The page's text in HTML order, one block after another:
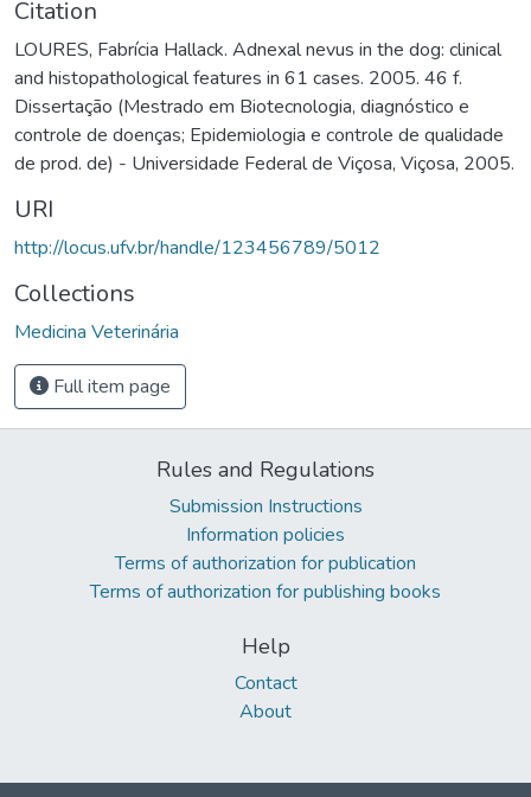
Citation
LOURES, Fabrícia Hallack. Adnexal nevus in the dog: clinical
and histopathological features in 61 cases. 2005. 46 f.
Dissertação (Mestrado em Biotecnologia, diagnóstico e
controle de doenças; Epidemiologia e controle de qualidade
de prod. de) - Universidade Federal de Viçosa, Viçosa, 2005.
URI
http://locus.ufv.br/handle/123456789/5012
Collections
Medicina Veterinária
Full item page
Rules and Regulations
Submission Instructions
Information policies
Terms of authorization for publication
Terms of authorization for publishing books
Help
Contact
About